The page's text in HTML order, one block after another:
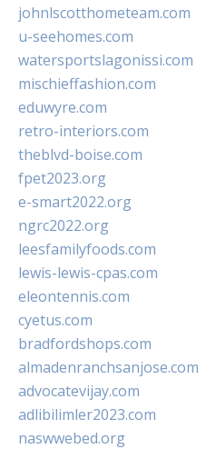
johnlscotthometeam.com
u-seehomes.com
watersportslagonissi.com
mischieffashion.com
eduwyre.com
retro-interiors.com
theblvd-boise.com
fpet2023.org
e-smart2022.org
ngrc2022.org
leesfamilyfoods.com
lewis-lewis-cpas.com
eleontennis.com
cyetus.com
bradfordshops.com
almadenranchsanjose.com
advocatevijay.com
adlibilimler2023.com
naswwebed.org